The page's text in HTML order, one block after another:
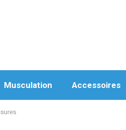
Musculation Accessoires